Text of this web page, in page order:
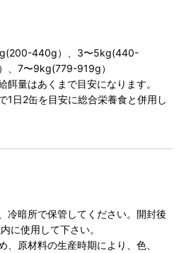
440g）、3〜5kg(440-
7〜9kg(779-919g）
量はあくまで目安になります。
1日2缶を目安に総合栄養食と併用し
冷暗所で保管してください。開封後
に使用して下さい。
、原材料の生産時期により、色、